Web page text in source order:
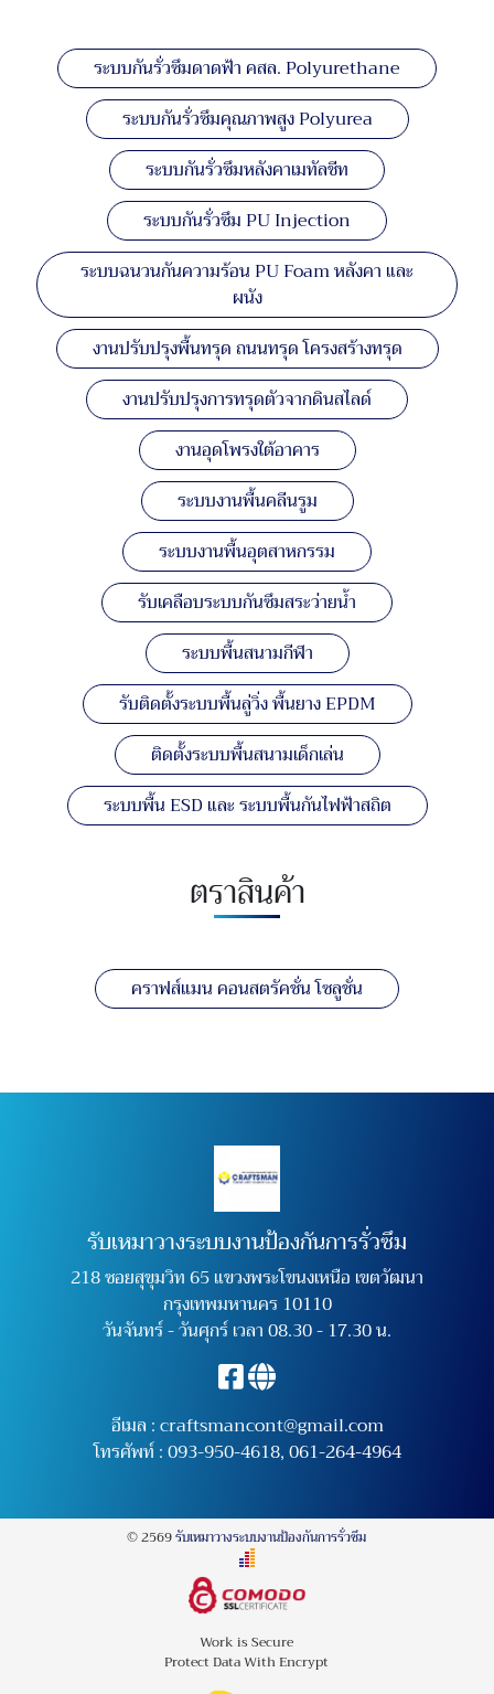
ระบบกันรั่วซึมดาดฟ้า คสล. Polyurethane
ระบบกันรั่วซึมคุณภาพสูง Polyurea
ระบบกันรั่วซึมหลังคาเมทัลชีท
ระบบกันรั่วซึม PU Injection
ระบบฉนวนกันความร้อน PU Foam หลังคา และ
ผนัง
งานปรับปรุงพื้นทรุด ถนนทรุด โครงสร้างทรุด
งานปรับปรุงการทรุดตัวจากดินสไลด์
งานอุดโพรงใต้อาคาร
ระบบงานพื้นคลีนรูม
ระบบงานพื้นอุตสาหกรรม
รับเคลือบระบบกันซึมสระว่ายน้ำ
ระบบพื้นสนามกีฬา
รับติดตั้งระบบพื้นลู่วิ่ง พื้นยาง EPDM
ติดตั้งระบบพื้นสนามเด็กเล่น
ระบบพื้น ESD และ ระบบพื้นกันไฟฟ้าสถิต
ตราสินค้า
คราฟส์แมน คอนสตรัคชั่น โซลูชั่น
รับเหมาวางระบบงานป้องกันการรั่วซึม
218 ซอยสุขุมวิท 65 แขวงพระโขนงเหนือ เขตวัฒนา
กรุงเทพมหานคร 10110
วันจันทร์ - วันศุกร์ เวลา 08.30 - 17.30 น.
อีเมล :craftsmancont@gmail.com
โทรศัพท์ :093-950-4618,061-264-4964
© 2569รับเหมาวางระบบงานป้องกันการรั่วซึม
Work is Secure
Protect Data With Encrypt